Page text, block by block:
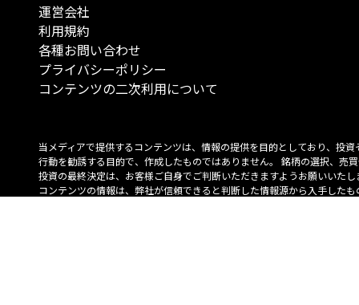
運営会社
利用規約
各種お問い合わせ
プライバシーポリシー
コンテンツの二次利用について
当メディアで提供するコンテンツは、情報の提供を目的としており、投資
行動を勧誘する目的で、作成したものではありません。 銘柄の選択、売
投資の最終決定は、お客様ご自身でご判断いただきますようお願いいたし
コンテンツの情報は、弊社が信頼できると判断した情報源から入手したも